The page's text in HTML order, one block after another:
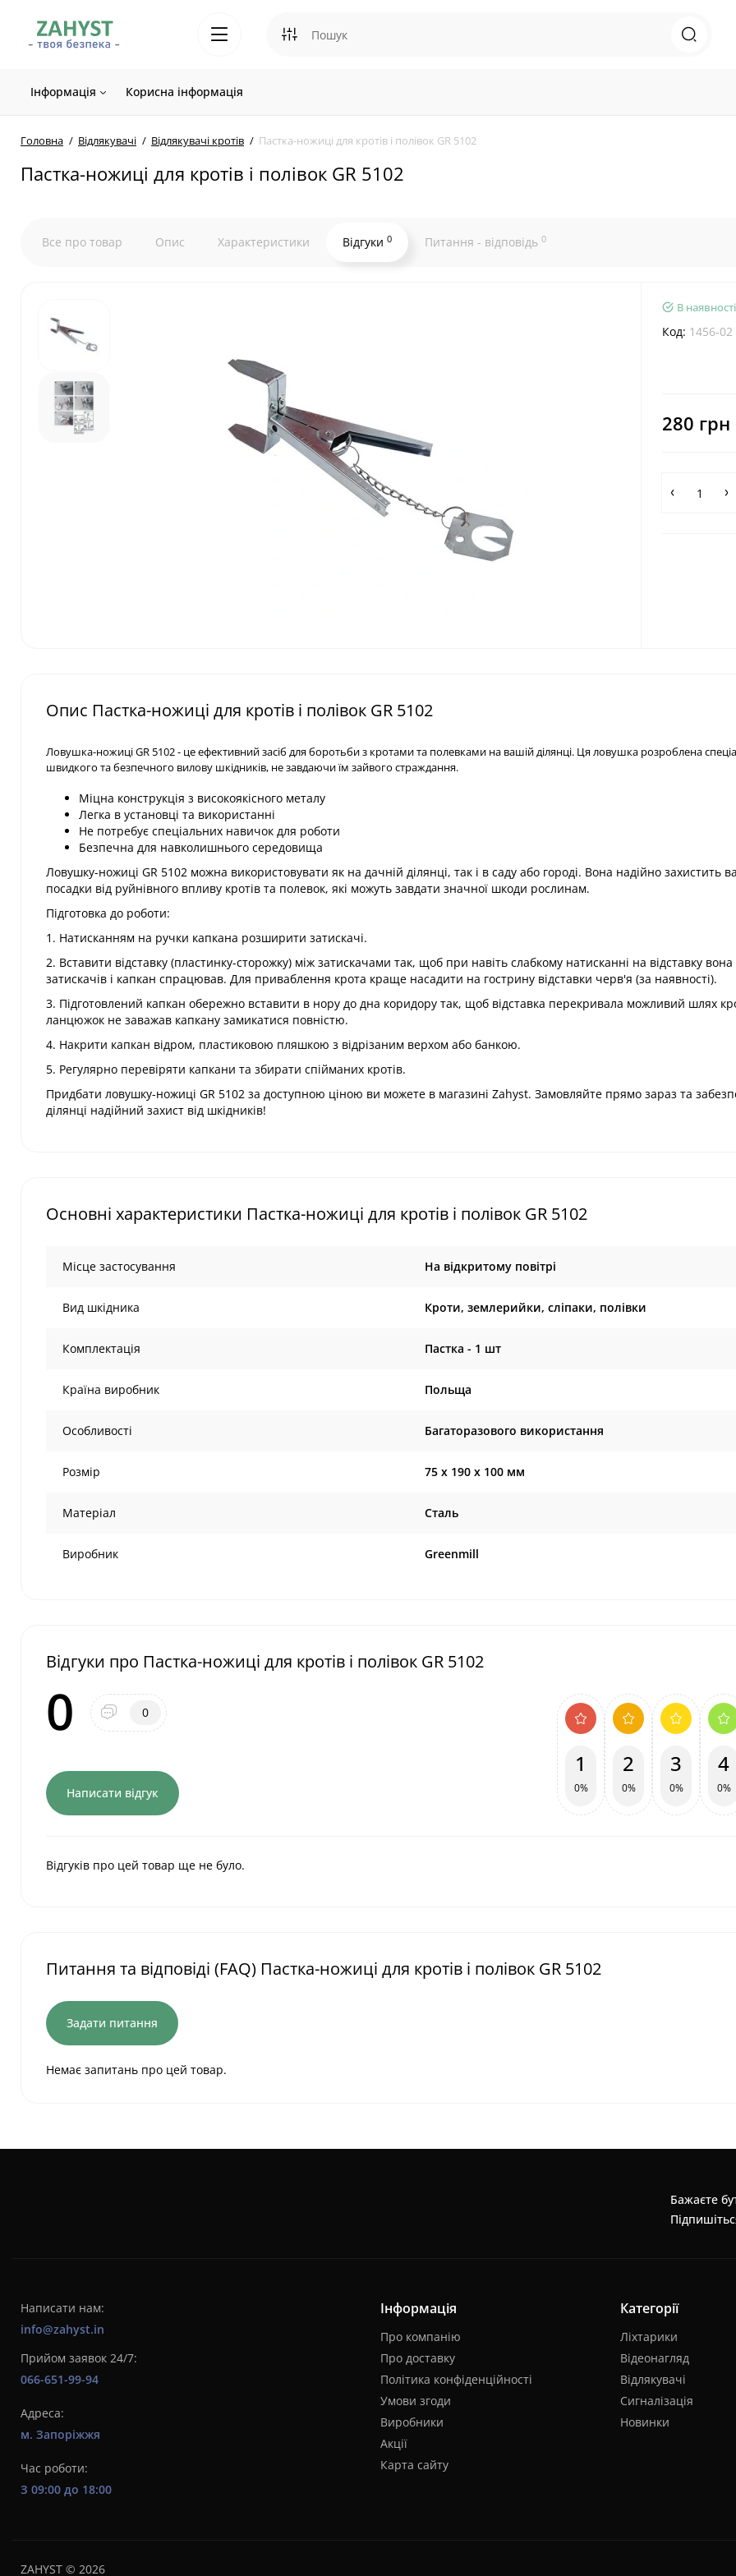
Інформація Корисна інформація
Головна Відлякувачі Відлякувачі кротів Пастка-ножиці для кротів і полівок GR 5102
Пастка-ножиці для кротів і полівок GR 5102
Все про товар Опис Характеристики Відгуки 0 Питання - відповідь 0
В наявності
Код: 1456-02
280 грн
Опис Пастка-ножиці для кротів і полівок GR 5102
Ловушка-ножиці GR 5102 - це ефективний засіб для боротьби з кротами та полевками на вашій ділянці. Ця ловушка розроблена
швидкого та безпечного вилову шкідників, не завдаючи їм зайвого страждання.
Міцна конструкція з високоякісного металу
Легка в установці та використанні
Не потребує спеціальних навичок для роботи
Безпечна для навколишнього середовища
Ловушку-ножиці GR 5102 можна використовувати як на дачній ділянці, так і в саду або городі. Вона надійно захистить
посадки від руйнівного впливу кротів та полевок, які можуть завдати значної шкоди рослинам.
Підготовка до роботи:
1. Натисканням на ручки капкана розширити затискачі.
2. Вставити відставку (пластинку-сторожку) між затискачами так, щоб при навіть слабкому натисканні на відставку вона
затискачів і капкан спрацював. Для приваблення крота краще насадити на гострину відставки черв'я (за наявності).
3. Підготовлений капкан обережно вставити в нору до дна коридору так, щоб відставка перекривала можливий шлях
ланцюжок не заважав капкану замикатися повністю.
4. Накрити капкан відром, пластиковою пляшкою з відрізаним верхом або банкою.
5. Регулярно перевіряти капкани та збирати спійманих кротів.
Придбати ловушку-ножиці GR 5102 за доступною ціною ви можете в магазині Zahyst. Замовляйте прямо зараз та
ділянці надійний захист від шкідників!
Основні характеристики Пастка-ножиці для кротів і полівок GR 5102
Місце застосування На відкритому повітрі
Вид шкідника Кроти, землерийки, сліпаки, полівки
Комплектація Пастка - 1 шт
Країна виробник Польща
Особливості Багаторазового використання
Розмір 75 х 190 х 100 мм
Матеріал Сталь
Виробник Greenmill
Відгуки про Пастка-ножиці для кротів і полівок GR 5102
0 0
Написати відгук
1
0%
2
0%
3
0%
4
0%
Відгуків про цей товар ще не було.
Питання та відповіді (FAQ) Пастка-ножиці для кротів і полівок GR 5102
Задати питання
Немає запитань про цей товар.
Бажаєте
Написати нам:
info@zahyst.in
Прийом заявок 24/7:
066-651-99-94
Адреса:
м. Запоріжжя
Час роботи:
З 09:00 до 18:00
Інформація
Про компанію
Про доставку
Політика конфіденційності
Умови згоди
Виробники
Акції
Карта сайту
Категорії
Ліхтарики
Відеонагляд
Відлякувачі
Сигналізація
Новинки
ZAHYST © 2026